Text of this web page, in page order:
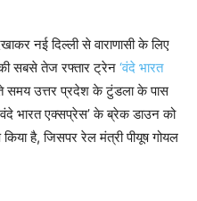
नई दिल्ली से वाराणासी के लिए
सबसे तेज रफ्तार ट्रेन ‘वंदे भारत
समय उत्तर प्रदेश के टुंडला के पास
भारत एक्सप्रेस’ के ब्रेक डाउन को
है, जिसपर रेल मंत्री पीयूष गोयल